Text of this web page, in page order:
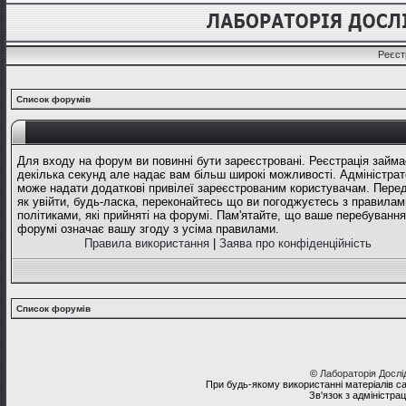
Список форумів
Для входу на форум ви повинні бути зареєстровані. Реєстрація
декілька секунд але надає вам більш широкі можливості.
може надати додаткові привілеї зареєстрованим користувачам.
як увійти, будь-ласка, переконайтесь що ви погоджуєтесь з
політиками, які прийняті на форумі. Пам'ятайте, що ваше
форумі означає вашу згоду з усіма правилами.
Правила використання
Заява про конфіденційність
Список форумів
© Лабораторія
При будь-якому використанні матеріалів
Зв'язок з